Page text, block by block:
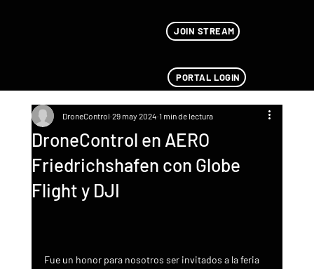
JOIN STREAM
PORTAL LOGIN
DroneControl en AERO
Friedrichshafen con Globe
Flight y DJI
DroneControl 29 may 2024 1 min de lectura
Fue un honor para nosotros ser invitados a la feria